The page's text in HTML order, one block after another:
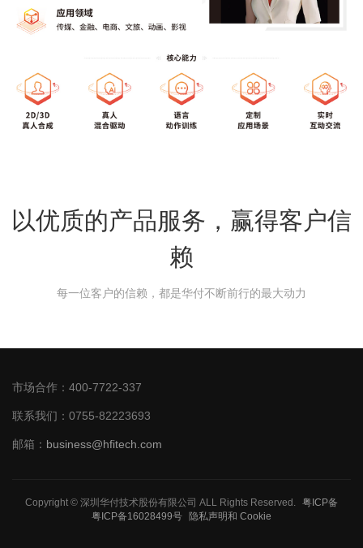
以优质的产品服务，赢得客户信
赖
每一位客户的信赖，都是华付不断前行的最大动力
市场合作：400-7722-337
联系我们：0755-82223693
邮箱： business@hfitech.com
Copyright © 深圳华付技术股份有限公司 ALL Rights Reserved. 粤ICP备
粤ICP备16028499号
隐私声明和 Cookie